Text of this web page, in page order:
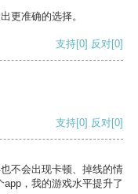
更准确的选择。
支持[0] 反对[0]
支持[0] 反对[0]
不会出现卡顿、掉线的情
，我的游戏水平提升了